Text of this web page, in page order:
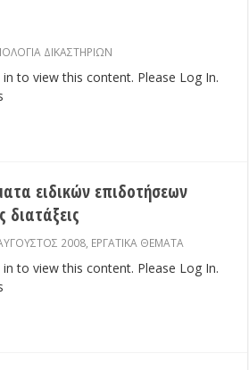
ΔΙΚΑΣΤΗΡΙΩΝ
to view this content. Please Log In.
ειδικών επιδοτήσεων
διατάξεις
2008, ΕΡΓΑΤΙΚΑ ΘΕΜΑΤΑ
to view this content. Please Log In.